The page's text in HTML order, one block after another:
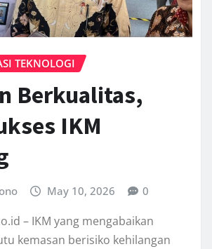
TEKNOLOGI
Berkualitas,
IKM
May 10, 2026 0
– IKM yang mengabaikan
kemasan berisiko kehilangan